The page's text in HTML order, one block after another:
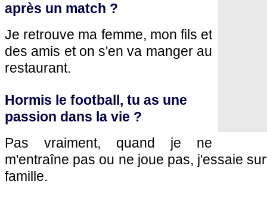
après un match ?
Je retrouve ma femme, mon fils et
des amis et on s'en va manger au
restaurant.
Hormis le football, tu as une
passion dans la vie ?
Pas vraiment, quand je ne
m'entraîne pas ou ne joue pas, j'essaie
famille.